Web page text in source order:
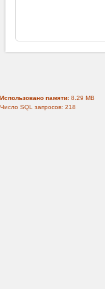
Использовано памяти: 8.29 MB
Число SQL запросов: 218